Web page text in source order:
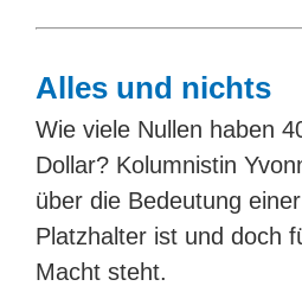
Alles und nichts
Wie viele Nullen haben
Dollar? Kolumnistin
über die Bedeutung
Platzhalter ist und doch
Macht steht.